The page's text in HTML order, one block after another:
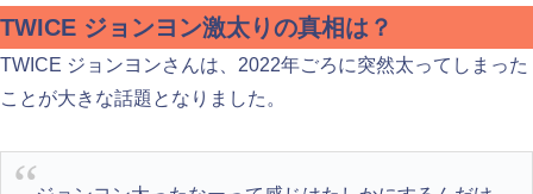
TWICE ジョンヨン激太りの真相は？
TWICE ジョンヨンさんは、2022年ごろに突然太ってしまった
ことが大きな話題となりました。